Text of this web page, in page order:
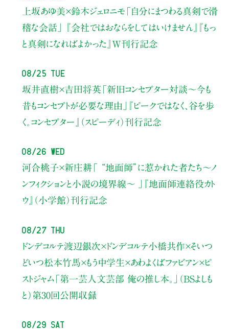
上坂あゆ美×鈴木ジェロニモ 「自分にまつわる真剣で滑
稽な会話」
『会社ではおならをしてはいけません』『もっ
と真剣になればよかった』W刊行記念
08/25 Tue
坂井直樹×吉田将英「新旧コンセプター対談～今も
昔もコンセプトが必要な理由」
『ピークではなく、谷を歩
く。コンセプター』（スピーディ）刊行記念
08/26 Wed
河合桃子×新庄耕「 “地面師”に惹かれた者たち〜ノ
ンフィクションと小説の境界線〜 」
『地面師連絡役カト
ウ』（小学館）刊行記念
08/27 Thu
ドンデコルテ渡辺銀次×ドンデコルテ小橋共作×そいつ
どいつ松本竹馬×もう中学生×あわよくばファビアン×ピ
ストジャム「第一芸人文芸部 俺の推し本。」（BSよしも
と） 第30回公開収録
08/29 Sat